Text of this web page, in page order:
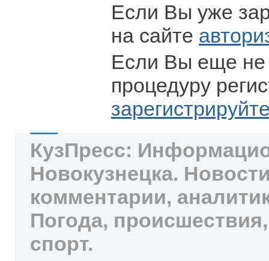
Если Вы уже
на сайте
Если Вы еще не
процедуру
КузПресс:
Новокузнецка.
комментарии,
Погода,
спорт.